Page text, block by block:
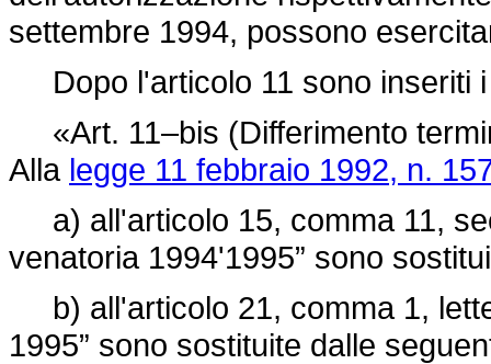
settembre 1994, possono
Dopo l'articolo 11 sono inseriti i
«Art. 11–bis (Differimento
Alla legge 11 febbraio 1992, n.
a) all'articolo 15, comma 11,
venatoria 1994'1995” sono
b) all'articolo 21, comma 1,
1995” sono sostituite dalle